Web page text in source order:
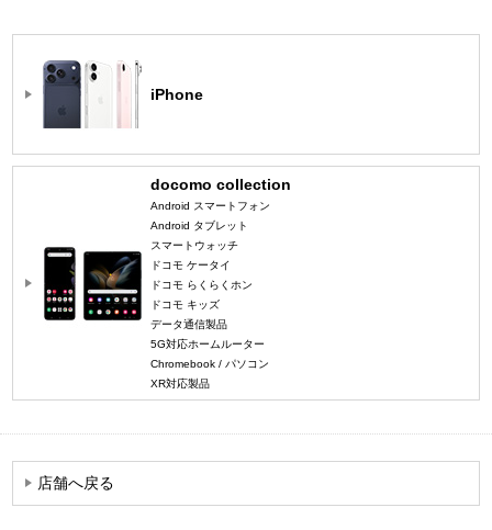
iPhone
docomo collection
Android スマートフォン
Android タブレット
スマートウォッチ
ドコモ ケータイ
ドコモ らくらくホン
ドコモ キッズ
データ通信製品
5G対応ホームルーター
Chromebook / パソコン
XR対応製品
店舗へ戻る